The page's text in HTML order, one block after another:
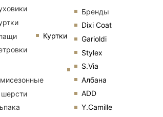
Куртки
Бренды
Dixi Coat
Garioldi
Stylex
S.Via
Албана
ADD
Y.Camille
шерсти